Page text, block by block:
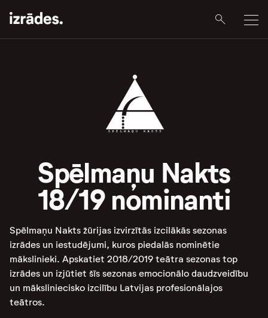
Spēlmaņu Nakts
18/19 nominanti
Spēlmaņu Nakts žūrijas izvirzītās izcilākās sezonas
izrādes un iestudējumi, kuros piedalās nominētie
mākslinieki. Apskatiet 2018/2019 teātra sezonas top
izrādes un izjūtiet šīs sezonas emocionālo daudzveidību
un māksliniecisko izcilību Latvijas profesionālajos
teātros.